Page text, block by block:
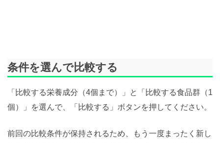
条件を選んで比較する
「比較する栄養成分（4個まで）」と「比較する食品群（1
個）」を選んで、「比較する」ボタンを押してください。
前回の比較条件が保持されるため、もう一度まったく新し